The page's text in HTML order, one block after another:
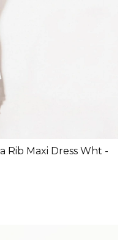
Rib Maxi Dress Wht -